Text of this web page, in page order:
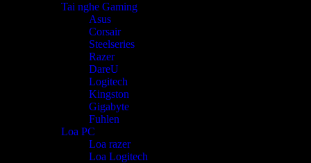
Tai nghe Gaming
Asus
Corsair
Steelseries
Razer
DareU
Logitech
Kingston
Gigabyte
Fuhlen
Loa PC
Loa razer
Loa Logitech